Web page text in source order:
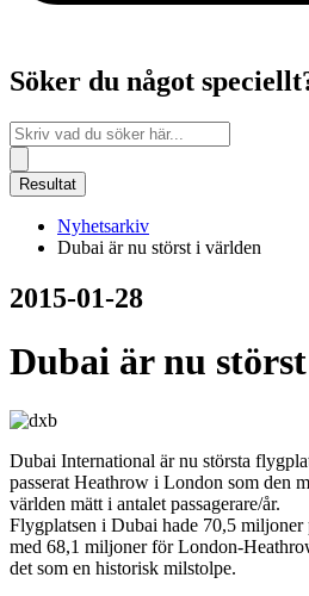
Söker du något
Search
...
Resultat
Nyhetsarkiv
Dubai är nu störst i världen
2015-01-28
Dubai är nu
Dubai International är nu största
passerat Heathrow i London som den
världen mätt i antalet passagerare/år.
Flygplatsen i Dubai hade 70,5 miljoner
med 68,1 miljoner för London-
det som en historisk milstolpe.